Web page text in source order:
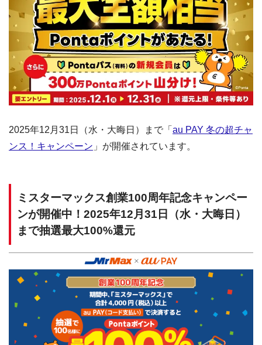
2025年12月31日（水・大晦日）まで「 au PAY 冬の超チャ
ンス！キャンペーン 」が開催されています。
ミスターマックス創業100周年記念キャンペー
ンが開催中！2025年12月31日（水・大晦日）
まで抽選最大100%還元